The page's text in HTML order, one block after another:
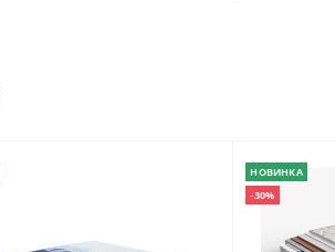
НОВИНКА
-30%